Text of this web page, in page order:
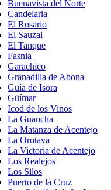
Buenavista del Norte
Candelaria
El Rosario
El Sauzal
El Tanque
Fasnia
Garachico
Granadilla de Abona
Guía de Isora
Güímar
Icod de los Vinos
La Guancha
La Matanza de Acentejo
La Orotava
La Victoria de Acentejo
Los Realejos
Los Silos
Puerto de la Cruz